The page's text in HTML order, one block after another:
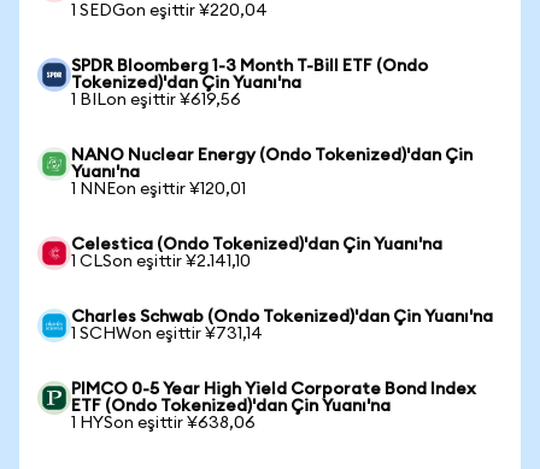
1 SEDGon eşittir ¥220,04
SPDR Bloomberg 1-3 Month T-Bill ETF (Ondo
Tokenized)'dan Çin Yuanı'na
1 BILon eşittir ¥619,56
NANO Nuclear Energy (Ondo Tokenized)'dan Çin
Yuanı'na
1 NNEon eşittir ¥120,01
Celestica (Ondo Tokenized)'dan Çin Yuanı'na
1 CLSon eşittir ¥2.141,10
Charles Schwab (Ondo Tokenized)'dan Çin Yuanı'na
1 SCHWon eşittir ¥731,14
PIMCO 0-5 Year High Yield Corporate Bond Index
ETF (Ondo Tokenized)'dan Çin Yuanı'na
1 HYSon eşittir ¥638,06